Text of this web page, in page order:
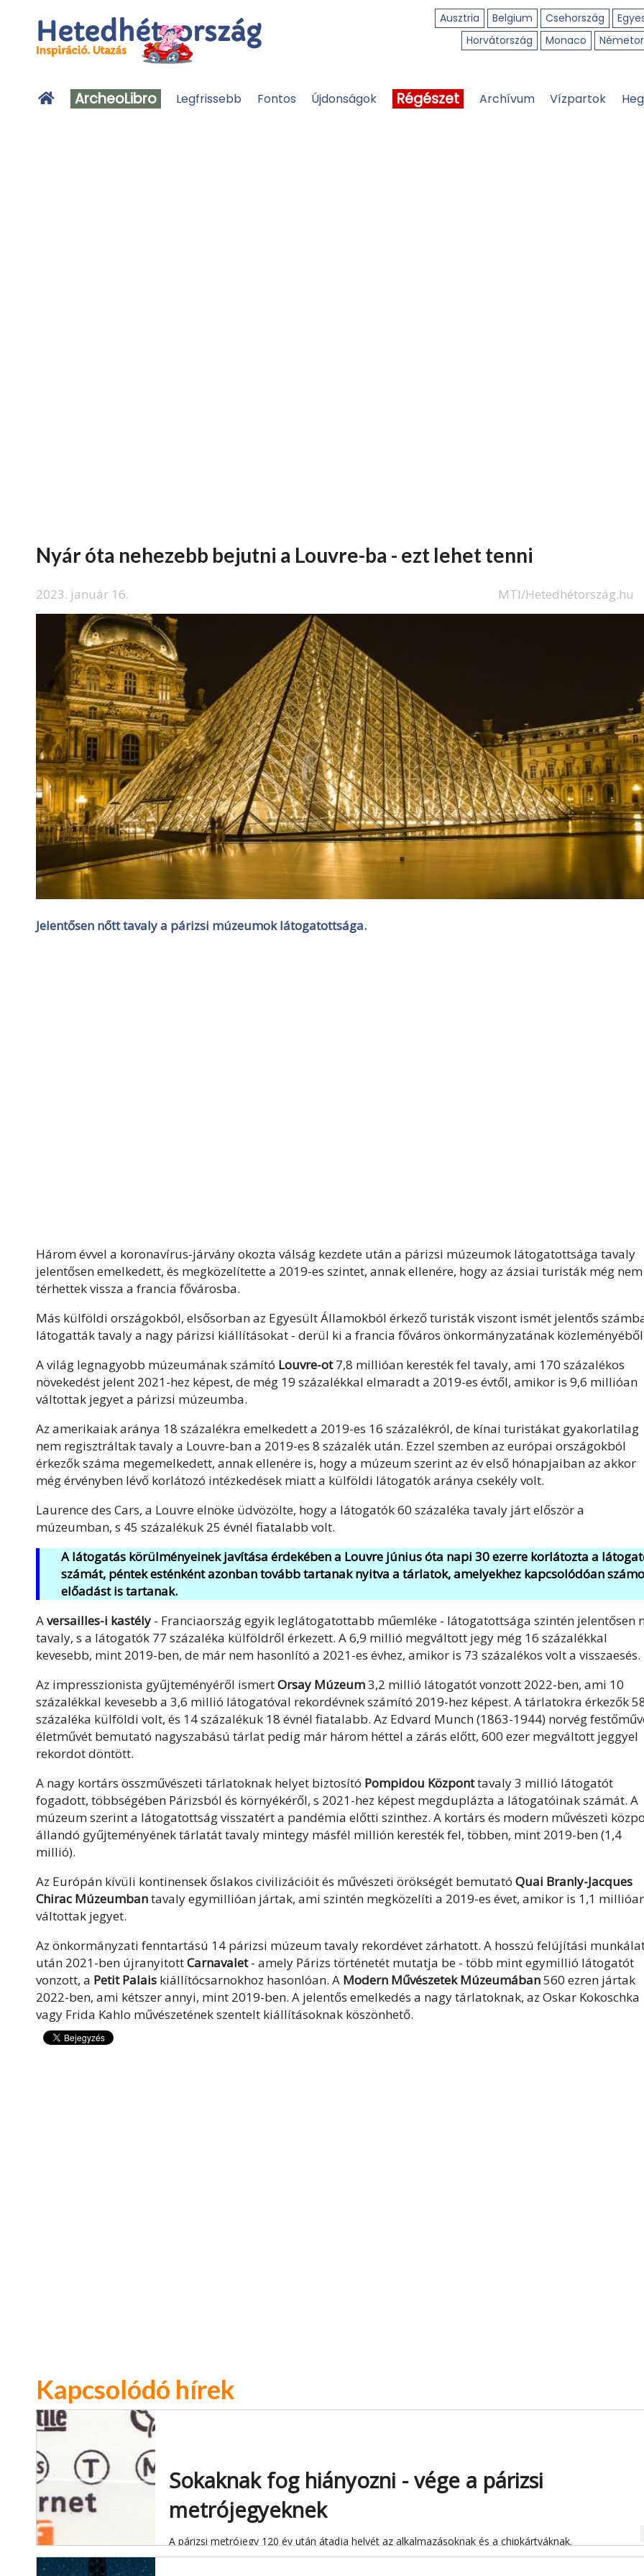
Ausztria Belgium Csehország
Horvátország
Monaco
ArcheoLibro Legfrissebb Fontos Újdonságok Régészet Archívum Vízpartok
Nyár óta nehezebb bejutni a Louvre-ba - ezt lehet tenni
2023. január 16. MTI/Hetedhétország.hu
Jelentősen nőtt tavaly a párizsi múzeumok látogatottsága.
Három évvel a koronavírus-járvány okozta válság kezdete után a párizsi múzeumok látogatottsága tavaly
jelentősen emelkedett, és megközelítette a 2019-es szintet, annak ellenére, hogy az ázsiai turisták még nem
térhettek vissza a francia fővárosba.
Más külföldi országokból, elsősorban az Egyesült Államokból érkező turisták viszont ismét jelentős
látogatták tavaly a nagy párizsi kiállításokat - derül ki a francia főváros önkormányzatának
A világ legnagyobb múzeumának számító Louvre-ot7,8 millióan keresték fel tavaly, ami 170 százalékos
növekedést jelent 2021-hez képest, de még 19 százalékkal elmaradt a 2019-es évtől, amikor is 9,6 millióan
váltottak jegyet a párizsi múzeumba.
Az amerikaiak aránya 18 százalékra emelkedett a 2019-es 16 százalékról, de kínai turistákat gyakorlatilag
nem regisztráltak tavaly a Louvre-ban a 2019-es 8 százalék után. Ezzel szemben az európai országokból
érkezők száma megemelkedett, annak ellenére is, hogy a múzeum szerint az év első hónapjaiban az akkor
még érvényben lévő korlátozó intézkedések miatt a külföldi látogatók aránya csekély volt.
Laurence des Cars, a Louvre elnöke üdvözölte, hogy a látogatók 60 százaléka tavaly járt először a
múzeumban, s 45 százalékuk 25 évnél fiatalabb volt.
A látogatás körülményeinek javítása érdekében a Louvre június óta napi 30 ezerre korlátozta a
számát, péntek esténként azonban tovább tartanak nyitva a tárlatok, amelyekhez kapcsolódóan
előadást is tartanak.
Aversailles-i kastély - Franciaország egyik leglátogatottabb műemléke - látogatottsága szintén jelentősen
tavaly, s a látogatók 77 százaléka külföldről érkezett. A 6,9 millió megváltott jegy még 16 százalékkal
kevesebb, mint 2019-ben, de már nem hasonlító a 2021-es évhez, amikor is 73 százalékos volt a visszaesés.
Az impresszionista gyűjteményéről ismertOrsay Múzeum3,2 millió látogatót vonzott 2022-ben, ami 10
százalékkal kevesebb a 3,6 millió látogatóval rekordévnek számító 2019-hez képest. A tárlatokra érkezők
százaléka külföldi volt, és 14 százalékuk 18 évnél fiatalabb. Az Edvard Munch (1863-1944) norvég
életművét bemutató nagyszabású tárlat pedig már három héttel a zárás előtt, 600 ezer megváltott jeggyel
rekordot döntött.
A nagy kortárs összművészeti tárlatoknak helyet biztosító Pompidou Központtavaly 3 millió látogatót
fogadott, többségében Párizsból és környékéről, s 2021-hez képest megduplázta a látogatóinak számát. A
múzeum szerint a látogatottság visszatért a pandémia előtti szinthez. A kortárs és modern művészeti
állandó gyűjteményének tárlatát tavaly mintegy másfél millión keresték fel, többen, mint 2019-ben (1,4
millió).
Az Európán kívüli kontinensek őslakos civilizációit és művészeti örökségét bemutató Quai Branly-Jacques
Chirac Múzeumbantavaly egymillióan jártak, ami szintén megközelíti a 2019-es évet, amikor is 1,1
váltottak jegyet.
Az önkormányzati fenntartású 14 párizsi múzeum tavaly rekordévet zárhatott. A hosszú felújítási
után 2021-ben újranyitottCarnavalet- amely Párizs történetét mutatja be - több mint egymillió látogatót
vonzott, a Petit Palais kiállítócsarnokhoz hasonlóan. A Modern Művészetek Múzeumában560 ezren jártak
2022-ben, ami kétszer annyi, mint 2019-ben. A jelentős emelkedés a nagy tárlatoknak, az Oskar Kokoschka
vagy Frida Kahlo művészetének szentelt kiállításoknak köszönhető.
Kapcsolódó hírek
Sokaknak fog hiányozni - vége a párizsi
metrójegyeknek
A párizsi metrójegy 120 év után átadja helyét az alkalmazásoknak és a chipkártyáknak.